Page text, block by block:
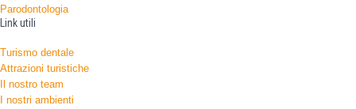
Parodontologia
Link utili
Turismo dentale
Attrazioni turistiche
Il nostro team
I nostri ambienti